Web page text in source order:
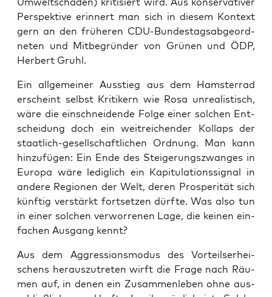
Per­spek­ti­ve erin­nert man sich in die­sem Kon­text
gern an den frü­he­ren CDU-Bun­des­tags­ab­ge­ord­
ne­ten und Mit­be­grün­der von Grü­nen und ÖDP,
Her­bert Gruhl.
Ein all­ge­mei­ner Aus­stieg aus dem Hams­ter­rad
erscheint selbst Kri­ti­kern wie Rosa unrea­lis­tisch,
wäre die ein­schnei­den­de Fol­ge einer sol­chen Ent­
schei­dung doch ein weit­rei­chen­der Kol­laps der
staat­lich-gesell­schaft­li­chen Ord­nung. Man kann
hin­zu­fü­gen: Ein Ende des Stei­ge­rungs­zwan­ges in
Euro­pa wäre ledig­lich ein Kapi­tu­la­ti­ons­si­gnal in
ande­re Regio­nen der Welt, deren Pro­spe­ri­tät sich
künf­tig ver­stärkt fort­set­zen dürf­te. Was also tun
in einer sol­chen ver­wor­re­nen Lage, die kei­nen ein­
fa­chen Aus­gang kennt?
Aus dem Aggres­si­ons­mo­dus des Vor­teils­er­hei­
schens her­aus­zu­tre­ten wirft die Fra­ge nach Räu­
men auf, in denen ein Zusam­men­le­ben ohne aus­